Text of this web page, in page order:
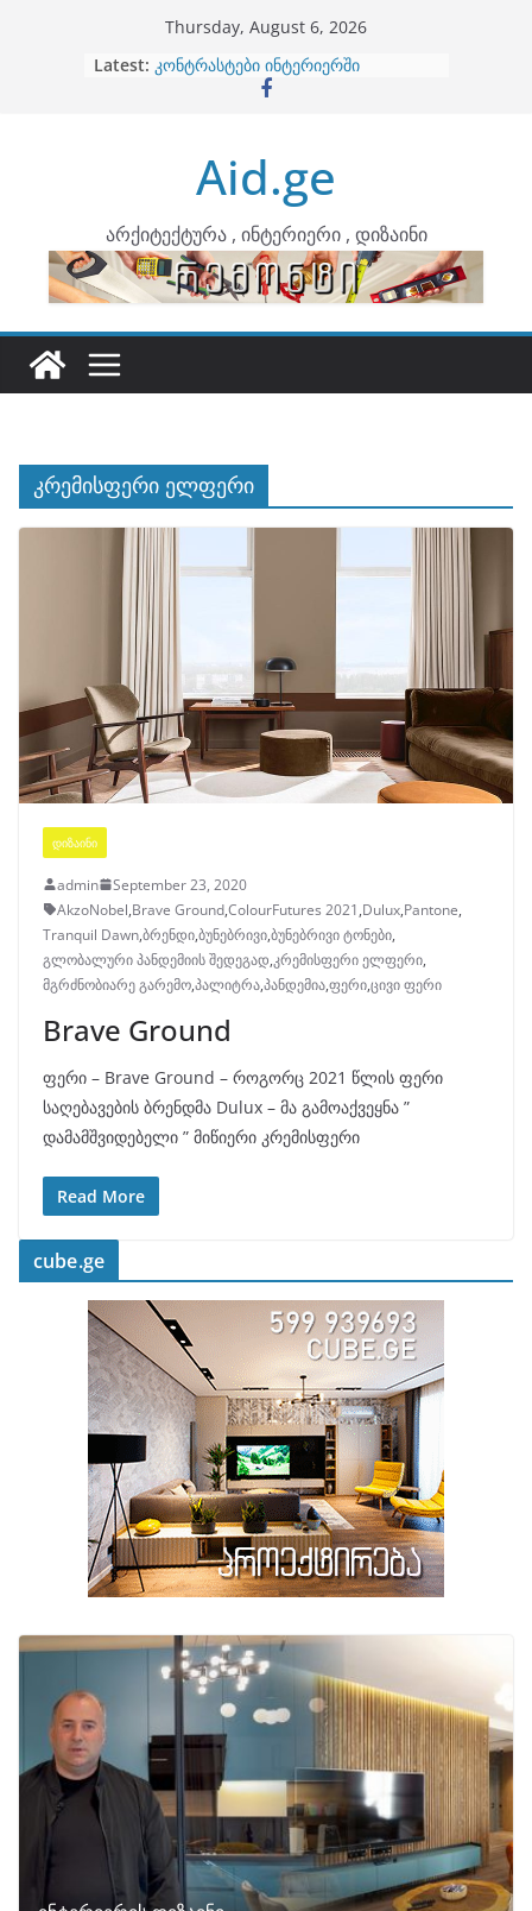
Thursday, August 6, 2026
Latest: ბინების გაერთიანება
კონტრასტები ინტერიერში
ინტერიერის დიზიანი
არტემიდი წარმოგიდგენთ
Aid.ge
არქიტექტურა , ინტერიერი , დიზაინი
კრემისფერი ელფერი
ᲓᲘᲖᲐᲘᲜᲘ
admin
September 23, 2020
AkzoNobel,Brave Ground,ColourFutures 2021,Dulux,Pantone,
Tranquil Dawn,ბრენდი,ბუნებრივი,ბუნებრივი ტონები,
გლობალური პანდემიის შედეგად,კრემისფერი ელფერი,
მგრძნობიარე გარემო,პალიტრა,პანდემია,ფერი,ცივი ფერი
Brave Ground
ფერი – Brave Ground – როგორც 2021 წლის ფერი
საღებავების ბრენდმა Dulux – მა გამოაქვეყნა ”
დამამშვიდებელი ” მიწიერი კრემისფერი
Read More
cube.ge